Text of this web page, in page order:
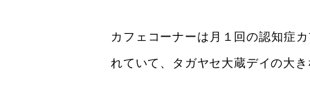
カフェコーナーは月１回の認知症
れていて、タガヤセ大蔵デイの大